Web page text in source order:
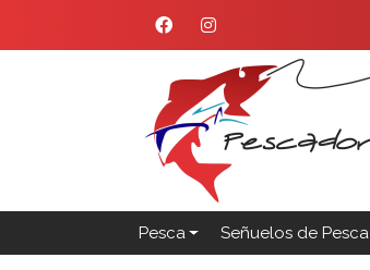
Pesca Señuelos de Pesca